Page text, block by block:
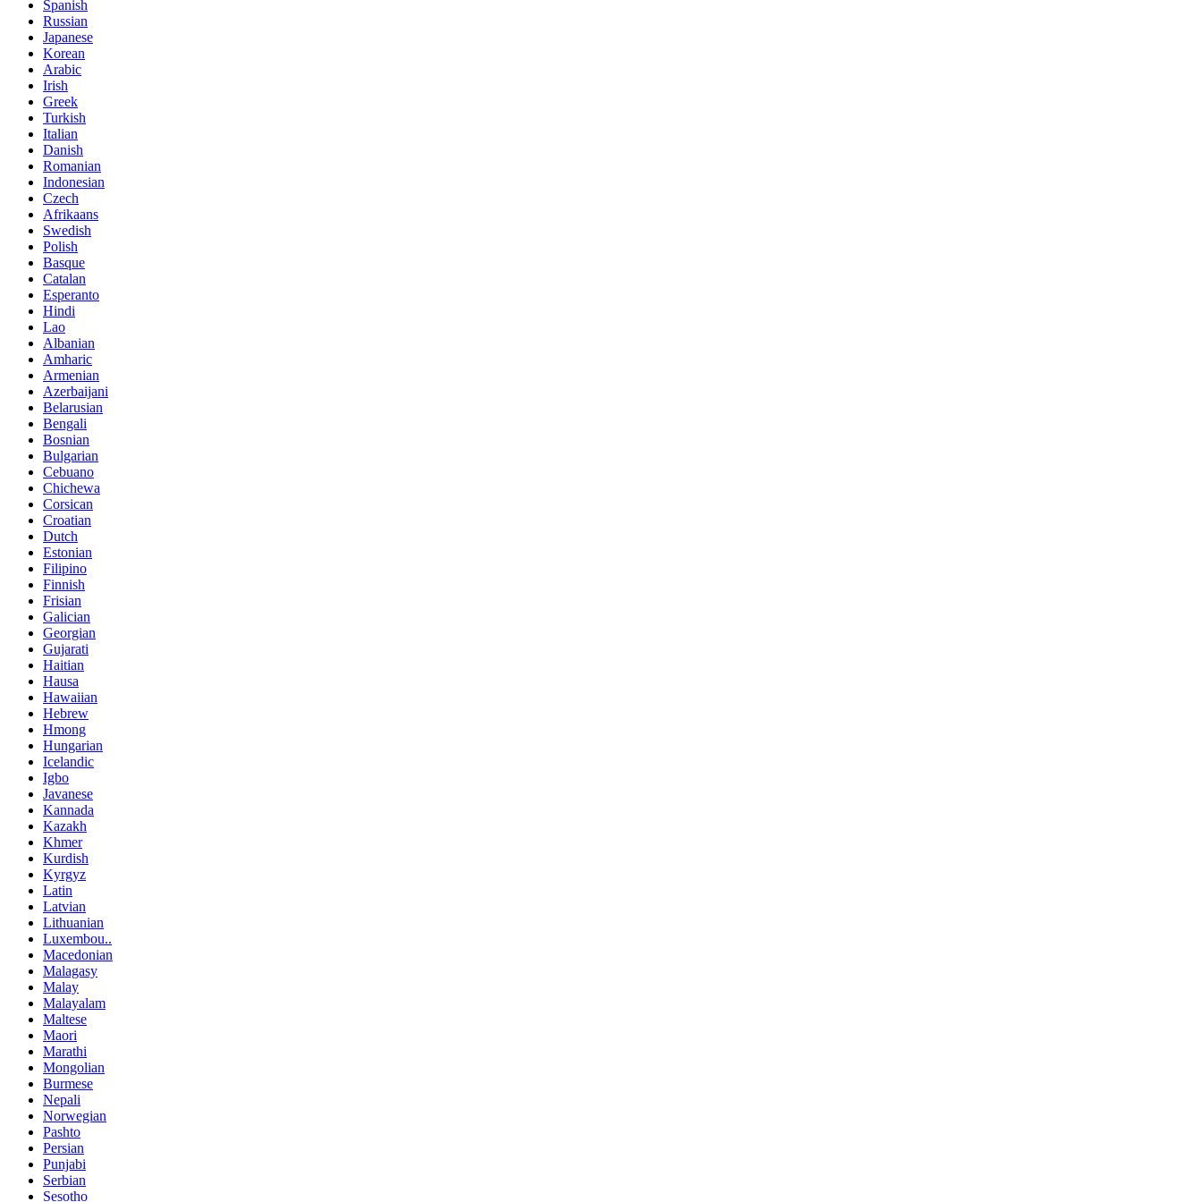
Spanish
Russian
Japanese
Korean
Arabic
Irish
Greek
Turkish
Italian
Danish
Romanian
Indonesian
Czech
Afrikaans
Swedish
Polish
Basque
Catalan
Esperanto
Hindi
Lao
Albanian
Amharic
Armenian
Azerbaijani
Belarusian
Bengali
Bosnian
Bulgarian
Cebuano
Chichewa
Corsican
Croatian
Dutch
Estonian
Filipino
Finnish
Frisian
Galician
Georgian
Gujarati
Haitian
Hausa
Hawaiian
Hebrew
Hmong
Hungarian
Icelandic
Igbo
Javanese
Kannada
Kazakh
Khmer
Kurdish
Kyrgyz
Latin
Latvian
Lithuanian
Luxembou..
Macedonian
Malagasy
Malay
Malayalam
Maltese
Maori
Marathi
Mongolian
Burmese
Nepali
Norwegian
Pashto
Persian
Punjabi
Serbian
Sesotho